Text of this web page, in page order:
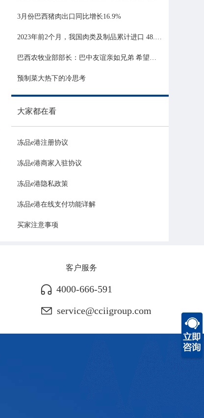
3月份巴西猪肉出口同比增长16.9%
2023年前2个月，我国肉类及制品累计进口 48.06 亿美元，同比增长 21.81%
巴西农牧业部部长：巴中友谊亲如兄弟 希望与中国深化农业合作
预制菜大热下的冷思考
大家都在看
冻品e港注册协议
冻品e港商家入驻协议
冻品e港隐私政策
冻品e港在线支付功能详解
买家注意事项
客户服务
4000-666-591
service@cciigroup.com